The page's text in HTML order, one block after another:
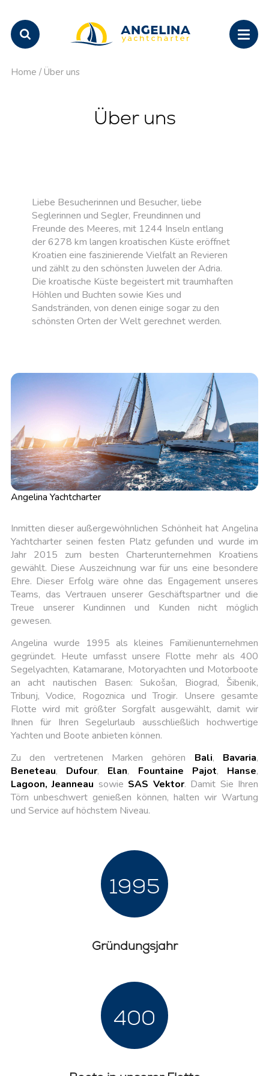
Home / Über uns
Über uns
Liebe Besucherinnen und Besucher, liebe
Seglerinnen und Segler, Freundinnen und
Freunde des Meeres, mit 1244 Inseln entlang
der 6278 km langen kroatischen Küste eröffnet
Kroatien eine faszinierende Vielfalt an Revieren
und zählt zu den schönsten Juwelen der Adria.
Die kroatische Küste begeistert mit traumhaften
Höhlen und Buchten sowie Kies und
Sandstränden, von denen einige sogar zu den
schönsten Orten der Welt gerechnet werden.
Angelina Yachtcharter
Inmitten dieser außergewöhnlichen Schönheit hat Angelina
Yachtcharter seinen festen Platz gefunden und wurde im
Jahr 2015 zum besten Charterunternehmen Kroatiens
gewählt. Diese Auszeichnung war für uns eine besondere
Ehre. Dieser Erfolg wäre ohne das Engagement unseres
Teams, das Vertrauen unserer Geschäftspartner und die
Treue unserer Kundinnen und Kunden nicht möglich
gewesen.
Angelina wurde 1995 als kleines Familienunternehmen
gegründet. Heute umfasst unsere Flotte mehr als 400
Segelyachten, Katamarane, Motoryachten und Motorboote
an acht nautischen Basen: Sukošan, Biograd, Šibenik,
Tribunj, Vodice, Rogoznica und Trogir. Unsere gesamte
Flotte wird mit größter Sorgfalt ausgewählt, damit wir
Ihnen für Ihren Segelurlaub ausschließlich hochwertige
Yachten und Boote anbieten können.
Zu den vertretenen Marken gehören Bali, Bavaria,
Beneteau, Dufour, Elan, Fountaine Pajot, Hanse,
Lagoon, Jeanneau sowie SAS Vektor. Damit Sie Ihren
Törn unbeschwert genießen können, halten wir Wartung
und Service auf höchstem Niveau.
1995
Gründungsjahr
400